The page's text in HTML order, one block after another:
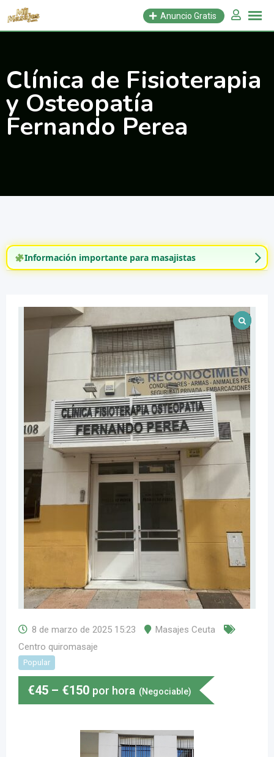
Saltar
Anuncio Gratis
Clínica de Fisioterapia
y Osteopatía
Fernando Perea
Información importante para masajistas
8 de marzo de 2025 15:23
Masajes Ceuta
Centro quiromasaje
Popular
€45 – €150 por hora (Negociable)